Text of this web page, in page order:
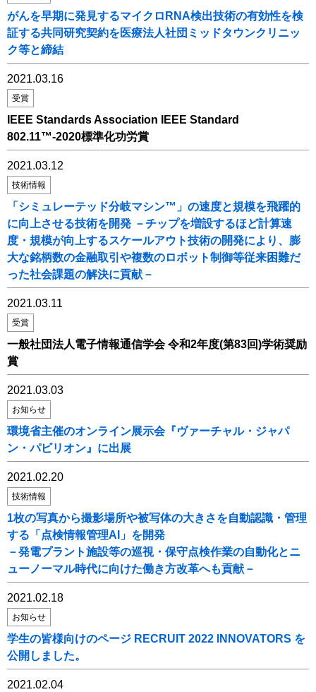
がんを早期に発見するマイクロRNA検出技術の有効性を検
証する共同研究契約を医療法人社団ミッドタウンクリニッ
ク等と締結
2021.03.16
受賞
IEEE Standards Association IEEE Standard
802.11™-2020標準化功労賞
2021.03.12
技術情報
「シミュレーテッド分岐マシン™」の速度と規模を飛躍的
に向上させる技術を開発 －チップを増設するほど計算速
度・規模が向上するスケールアウト技術の開発により、膨
大な銘柄数の金融取引や複数のロボット制御等従来困難だ
った社会課題の解決に貢献－
2021.03.11
受賞
一般社団法人電子情報通信学会 令和2年度(第83回)学術奨励
賞
2021.03.03
お知らせ
環境省主催のオンライン展示会『ヴァーチャル・ジャパ
ン・パビリオン』に出展
2021.02.20
技術情報
1枚の写真から撮影場所や被写体の大きさを自動認識・管理
する「点検情報管理AI」を開発
－発電プラント施設等の巡視・保守点検作業の自動化とニ
ューノーマル時代に向けた働き方改革へも貢献－
2021.02.18
お知らせ
学生の皆様向けのページ RECRUIT 2022 INNOVATORS を
公開しました。
2021.02.04